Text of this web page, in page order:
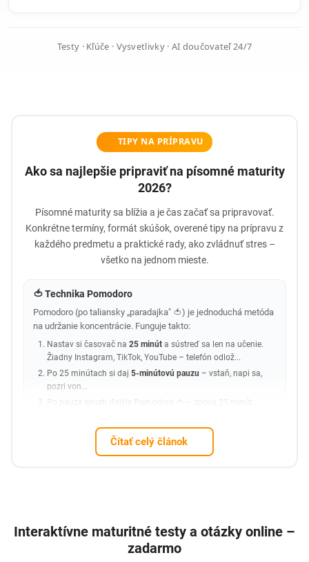
Testy · Kľúče · Vysvetlivky · AI doučovateľ 24/7
TIPY NA PRÍPRAVU
Ako sa najlepšie pripraviť na písomné maturity
2026?
Písomné maturity sa blížia a je čas začať sa pripravovať.
Konkrétne termíny, formát skúšok, overené tipy na prípravu z
každého predmetu a praktické rady, ako zvládnuť stres –
všetko na jednom mieste.
🍅 Technika Pomodoro
Pomodoro (po taliansky „paradajka" 🍅) je jednoduchá metóda
na udržanie koncentrácie. Funguje takto:
Nastav si časovač na25 minút a sústreď sa len na učenie.
Žiadny Instagram, TikTok, YouTube – telefón odlož...
Po 25 minútach si daj5-minútovú pauzu – vstaň, napi sa,
pozri von...
Po pauze spusti ďalšie Pomodoro 🍅 – znova 25 minút...
Čítať celý článok
Interaktívne maturitné testy a otázky online –
zadarmo